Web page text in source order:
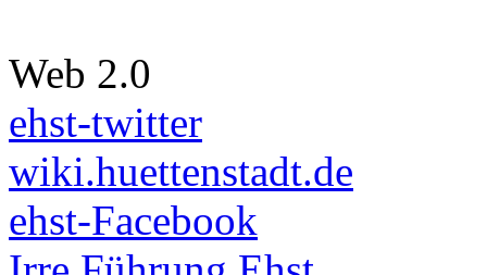
Web 2.0
ehst-twitter
wiki.huettenstadt.de
ehst-Facebook